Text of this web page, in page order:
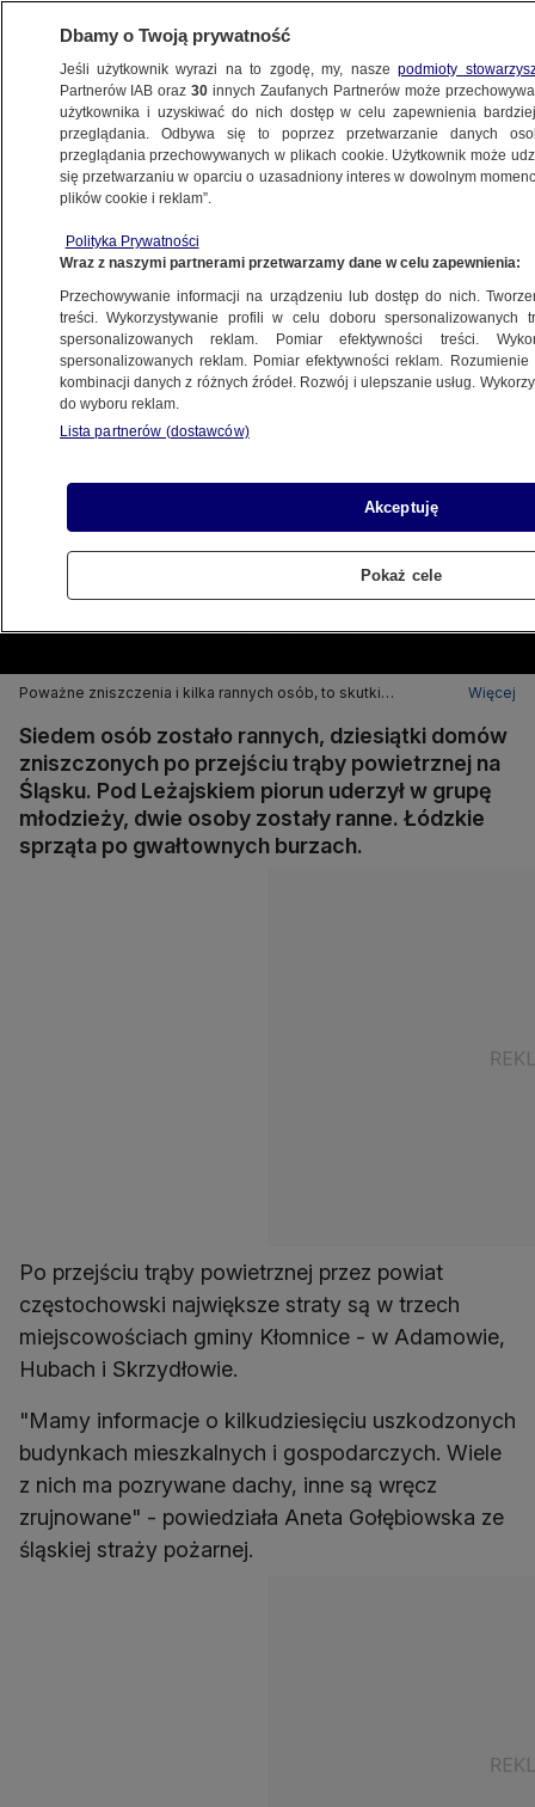
POLSKA
20.07.2007, 20:41Aktualizacja:21.07.2007, 12:24
Udostępnij
Poważne zniszczenia i kilka rannych osób, to skutki
Więcej
Siedem osób zostało rannych, dziesiątki domów
zniszczonych po przejściu trąby powietrznej na
Śląsku. Pod Leżajskiem piorun uderzył w grupę
młodzieży, dwie osoby zostały ranne. Łódzkie
sprząta po gwałtownych burzach.
Po przejściu trąby powietrznej przez powiat
częstochowski największe straty są w trzech
miejscowościach gminy Kłomnice - w Adamowie,
Hubach i Skrzydłowie.
"Mamy informacje o kilkudziesięciu uszkodzonych
budynkach mieszkalnych i gospodarczych. Wiele
z nich ma pozrywane dachy, inne są wręcz
zrujnowane" - powiedziała Aneta Gołębiowska ze
śląskiej straży pożarnej.
Dbamy o Twoją prywatność
Jeśli użytkownik wyrazi na to zgodę, my, naszepodmioty
Partnerów IAB oraz30 innych Zaufanych Partnerów może
użytkownika i uzyskiwać do nich dostęp w celu zapewnienia
przeglądania. Odbywa się to poprzez przetwarzanie danych
przeglądania przechowywanych w plikach cookie. Użytkownik może
się przetwarzaniu w oparciu o uzasadniony interes w dowolnym
plików cookie i reklam”.
Polityka Prywatności
Wraz z naszymi partnerami przetwarzamy dane w celu zapewnienia:
Przechowywanie informacji na urządzeniu lub dostęp do nich.
treści. Wykorzystywanie profili w celu doboru spersonalizowanych
spersonalizowanych reklam. Pomiar efektywności treści.
spersonalizowanych reklam. Pomiar efektywności reklam.
kombinacji danych z różnych źródeł. Rozwój i ulepszanie usług.
do wyboru reklam.
Lista partnerów (dostawców)
Akceptuję
Pokaż cele